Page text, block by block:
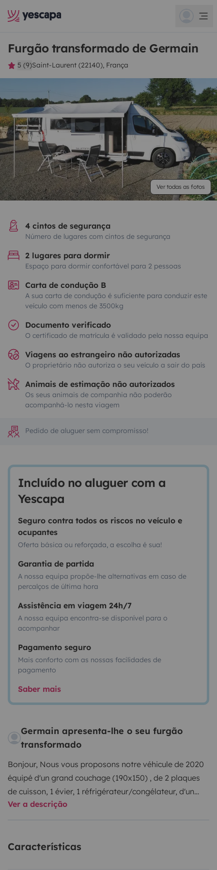
Furgão transformado de Germain
5 (9)Saint-Laurent (22140), França
Ver todas as fotos
4 cintos de segurança
Número de lugares com cintos de segurança
2 lugares para dormir
Espaço para dormir confortável para 2 pessoas
Carta de condução B
A sua carta de condução é suficiente para conduzir este
veículo com menos de 3500kg
Documento verificado
O certificado de matrícula é validado pela nossa equipa
Viagens ao estrangeiro não autorizadas
O proprietário não autoriza o seu veículo a sair do país
Animais de estimação não autorizados
Os seus animais de companhia não poderão
acompanhá-lo nesta viagem
Pedido de aluguer sem compromisso!
Incluído no aluguer com a
Yescapa
Seguro contra todos os riscos no veículo e
ocupantes
Oferta básica ou reforçada, a escolha é sua!
Garantia de partida
A nossa equipa propõe-lhe alternativas em caso de
percalços de última hora
Assistência em viagem 24h/7
A nossa equipa encontra-se disponível para o
acompanhar
Pagamento seguro
Mais conforto com as nossas facilidades de
pagamento
Saber mais
Germain apresenta-lhe o seu furgão
transformado
Bonjour, Nous vous proposons notre véhicule de 2020
équipé d'un grand couchage (190x150) , de 2 plaques
de cuisson, 1 évier, 1 réfrigérateur/congélateur, d'un
WC/ cabine de douche (pas de rideau pour plus de
solaire, table et chaises exterieur.
Ver a descrição
Características